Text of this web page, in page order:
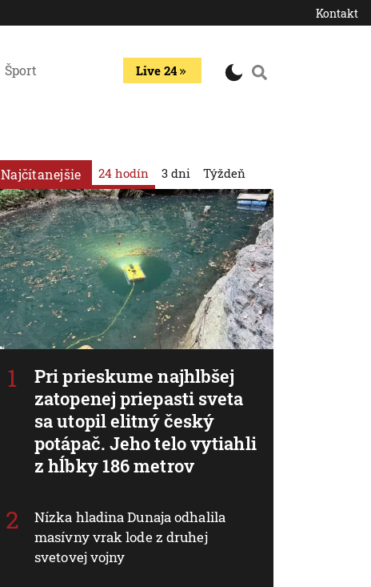
Kontakt
Šport Live 24
Najčítanejšie 24 hodín
Pri prieskume najhlbšej
zatopenej priepasti sveta
sa utopil elitný český
potápač. Jeho telo vytiahli
z hĺbky 186 metrov
Nízka hladina Dunaja odhalila
masívny vrak lode z druhej
svetovej vojny
3 dni Týždeň